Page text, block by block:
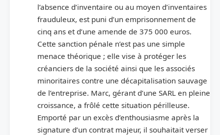
l’absence d’inventaire ou au moyen d’inventaires
frauduleux, est puni d’un emprisonnement de
cinq ans et d’une amende de 375 000 euros.
Cette sanction pénale n’est pas une simple
menace théorique ; elle vise à protéger les
créanciers de la société ainsi que les associés
minoritaires contre une décapitalisation sauvage
de l’entreprise. Marc, gérant d’une SARL en pleine
croissance, a frôlé cette situation périlleuse.
Emporté par un excès d’enthousiasme après la
signature d’un contrat majeur, il souhaitait verser